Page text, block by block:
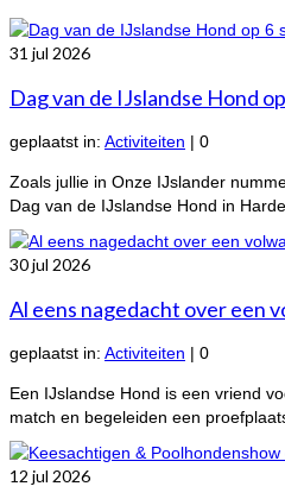
31 jul 2026
Dag van de IJslandse Hond
geplaatst in: Activiteiten | 0
Zoals jullie in Onze IJslander
Dag van de IJslandse Hond in
30jul 2026
Al eens nagedacht over een
geplaatst in: Activiteiten | 0
Een IJslandse Hond is een vriend
match en begeleiden een
12 jul 2026